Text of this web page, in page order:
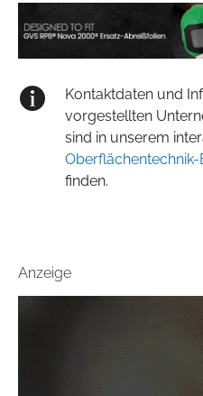
Kontaktdaten und
vorgestellten
sind in unserem
finden.
Anzeige